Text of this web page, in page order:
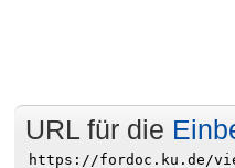
URL für die